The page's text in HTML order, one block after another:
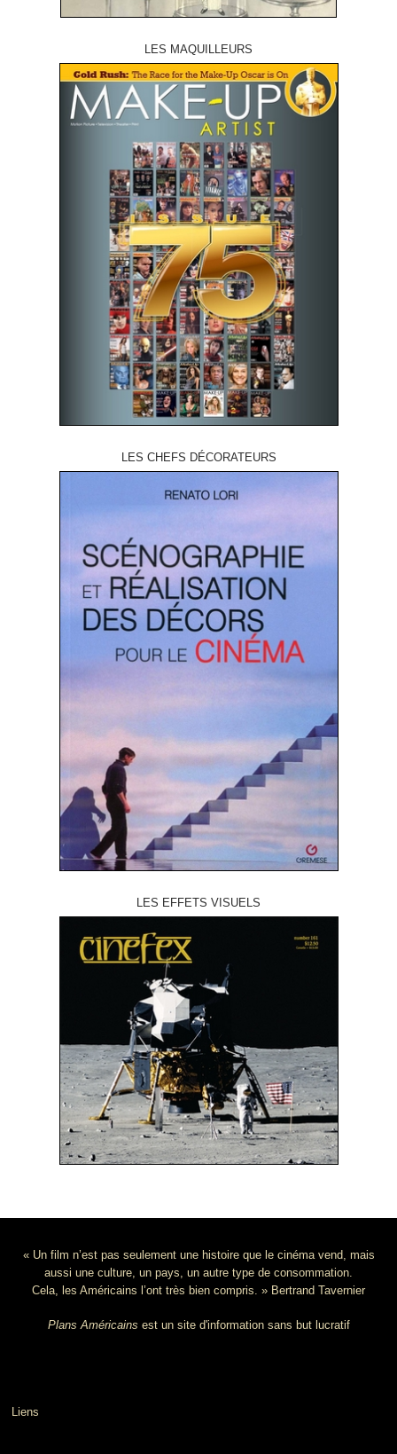
LES MAQUILLEURS
LES CHEFS DÉCORATEURS
LES EFFETS VISUELS
« Un film n’est pas seulement une histoire que le cinéma vend, mais
aussi une culture, un pays, un autre type de consommation.
Cela, les Américains l’ont très bien compris. » Bertrand Tavernier
Plans Américains est un site d'information sans but lucratif
Liens